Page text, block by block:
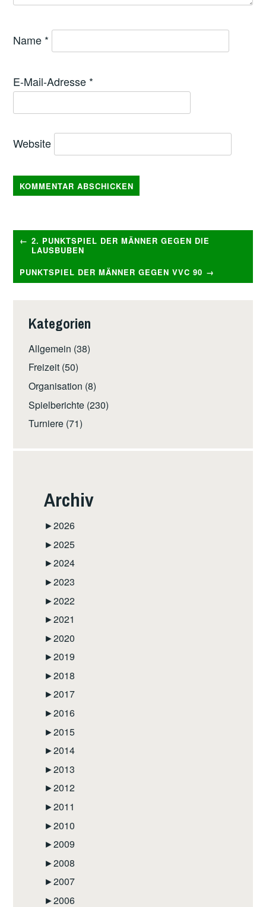
Name *
E-Mail-Adresse *
Website
Beitragsnavigation
2. PUNKTSPIEL DER MÄNNER GEGEN DIE
LAUSBUBEN
PUNKTSPIEL DER MÄNNER GEGEN VVC 90
Kategorien
Allgemein (38)
Freizeit(50)
Organisation (8)
Spielberichte(230)
Turniere(71)
Archiv
►2026
►2025
►2024
►2023
►2022
►2021
►2020
►2019
►2018
►2017
►2016
►2015
►2014
►2013
►2012
►2011
►2010
►2009
►2008
►2007
►2006